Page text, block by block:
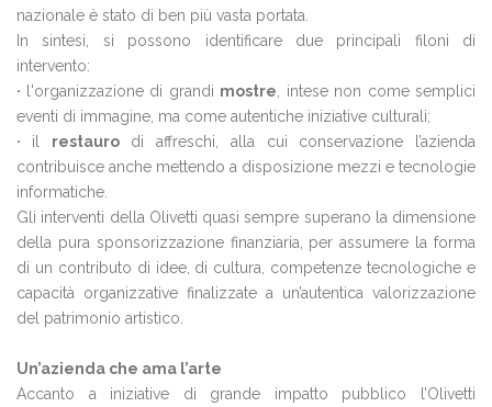
nazionale è stato di ben più vasta portata.
In sintesi, si possono identificare due principali filoni di
intervento:
·
l'organizzazione di grandi mostre , intese non come semplici
eventi di immagine, ma come autentiche iniziative culturali;
· il restaurodi affreschi, alla cui conservazione l’azienda
contribuisce anche mettendo a disposizione mezzi e tecnologie
informatiche.
Gli interventi della Olivetti quasi sempre superano la dimensione
della pura sponsorizzazione finanziaria, per assumere la forma
di un contributo di idee, di cultura, competenze tecnologiche e
capacità organizzative finalizzate a un’autentica valorizzazione
del patrimonio artistico.
Un’azienda che ama l’arte
Accanto a iniziative di grande impatto pubblico l’Olivetti